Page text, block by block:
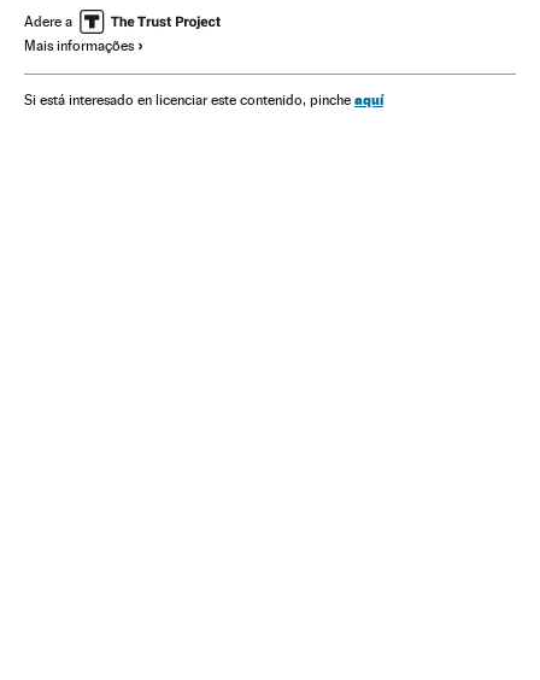
Delitos ódio Discriminação
Preconceitos
Sociedade Verne
Adere a
Mais informações
Si está interesado en licenciar este contenido, pinche aquí